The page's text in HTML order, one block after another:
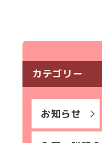
カテゴリー
お知らせ